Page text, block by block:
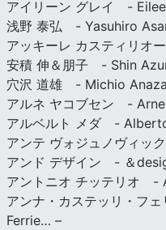
アイリーン グレイ -
浅野 泰弘 - Yasuhiro
アッキーレ カスティリ
安積 伸＆朋子 - Shin
穴沢 道雄 - Michio
アルネ ヤコブセン -
アルベルト メダ -
アンテ ヴォジュノヴィッ
アンド デザイン - ＆
アントニオ チッテリオ -
アンナ・カステッリ・フ
Ferrie… –